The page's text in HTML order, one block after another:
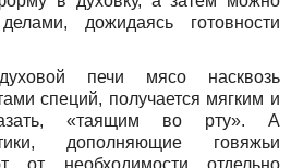
дожидаясь готовности
печи мясо насквозь
специй, получается мягким и
«таящим во рту». А
дополняющие говяжьи
от необходимости отдельно